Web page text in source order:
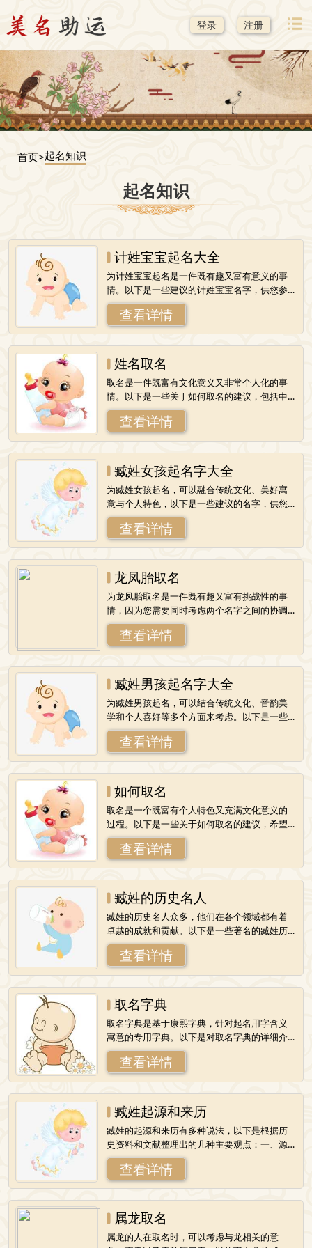
登录 注册
首页>起名知识
起名知识
计姓宝宝起名大全
为计姓宝宝起名是一件既有趣又富有意义的事
情。以下是一些建议的计姓宝宝名字，供您参
考和选择：男孩名字1.计华成华：美丽而有光
彩，繁盛，精英之意。成：有能力、成功、
查看详情
姓名取名
取名是一件既富有文化意义又非常个人化的事
情。以下是一些关于如何取名的建议，包括中
文名字和英文名字的取名思路：中文名字取名
建议1.寓意美好：选择寓意吉祥、美好的字
查看详情
臧姓女孩起名字大全
为臧姓女孩起名，可以融合传统文化、美好寓
意与个人特色，以下是一些建议的名字，供您
参考：1.臧慈柔慈：指仁爱、和善，用作人名意
指和和美美、慈眉善目。柔：温柔、柔和
查看详情
龙凤胎取名
为龙凤胎取名是一件既有趣又富有挑战性的事
情，因为您需要同时考虑两个名字之间的协调
性和各自的独特性。以下是一些建议，希望能
为您的龙凤胎取名提供一些灵感：一、寓意协
查看详情
臧姓男孩起名字大全
为臧姓男孩起名，可以结合传统文化、音韵美
学和个人喜好等多个方面来考虑。以下是一些
建议的臧姓男孩名字，供您参考和选择：1.臧明
哲：源自《诗经大雅》“既明且哲，以保
查看详情
如何取名
取名是一个既富有个人特色又充满文化意义的
过程。以下是一些关于如何取名的建议，希望
能为您提供一些灵感和帮助：一、明确取名目
的在取名之前，首先要明确取名的目的。是为
查看详情
臧姓的历史名人
臧姓的历史名人众多，他们在各个领域都有着
卓越的成就和贡献。以下是一些著名的臧姓历
史名人：1.臧荼：秦末燕地将领，后被项羽封为
燕国的诸侯王。他曾在秦二世三年（前2
查看详情
取名字典
取名字典是基于康熙字典，针对起名用字含义
寓意的专用字典。以下是对取名字典的详细介
绍：一、收录内容取名字典通常收录了大量的
汉字，并详细解释了每个字的含义、寓意以及
查看详情
臧姓起源和来历
臧姓的起源和来历有多种说法，以下是根据历
史资料和文献整理出的几种主要观点：一、源
于姬姓1.鲁孝公之子彄的封地：春秋时期，鲁孝
公的儿子彄被封在臧邑（今山东栖霞东北
查看详情
属龙取名
属龙的人在取名时，可以考虑与龙相关的意